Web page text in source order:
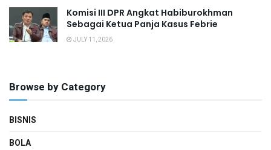
Komisi III DPR Angkat Habiburokhman
Sebagai Ketua Panja Kasus Febrie
JULY 11, 2026
Browse by Category
BISNIS
BOLA